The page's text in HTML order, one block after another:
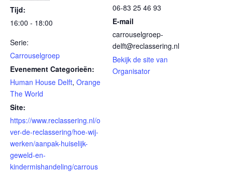
Tijd:
16:00 - 18:00
Serie:
Carrouselgroep
Evenement Categorieën:
Human House Delft, Orange
The World
Site:
https://www.reclassering.nl/o
ver-de-reclassering/hoe-wij-
werken/aanpak-huiselijk-
geweld-en-
kindermishandeling/carrous
06-83 25 46 93
E-mail
carrouselgroep-
delft@reclassering.nl
Bekijk de site van
Organisator